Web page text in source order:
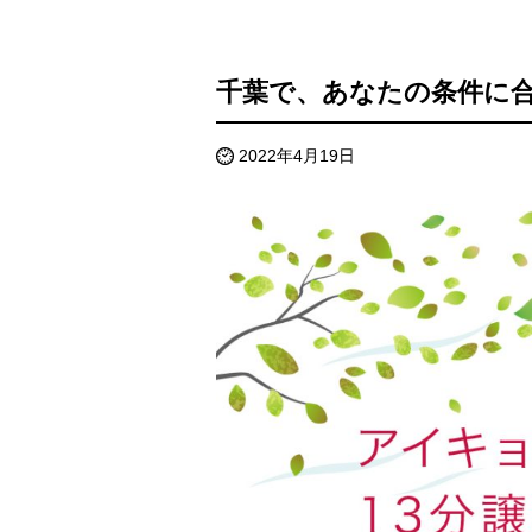
千葉で、あなたの条件に
2022年4月19日